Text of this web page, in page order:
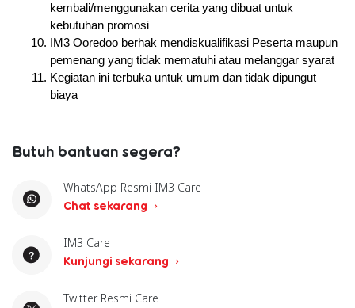
kembali/menggunakan cerita yang dibuat untuk
kebutuhan promosi
IM3 Ooredoo berhak mendiskualifikasi Peserta maupun
pemenang yang tidak mematuhi atau melanggar syarat
Kegiatan ini terbuka untuk umum dan tidak dipungut
biaya
Butuh bantuan segera?
WhatsApp Resmi IM3 Care
Chat sekarang
IM3 Care
Kunjungi sekarang
Twitter Resmi Care